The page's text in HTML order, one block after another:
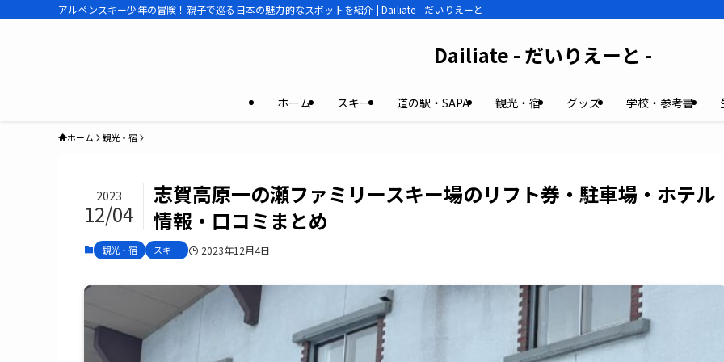
アルペンスキー少年の冒険！親子で巡る日本の魅力的なスポットを紹介 | Dailiate - だいりえーと -
Dailiate - だいりえーと -
ホーム スキー 道の駅・SAPA 観光・宿 グッズ 学校・参考書
ホーム 観光・宿
志賀高原一の瀬ファミリースキー場のリフト券・駐車場・ホテル
情報・口コミまとめ
2023
12/04
観光・宿 スキー 2023年12月4日